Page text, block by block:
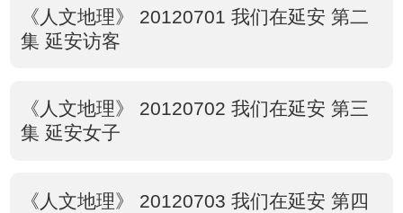
《人文地理》 20120701 我们在延安 第二
集 延安访客
《人文地理》 20120702 我们在延安 第三
集 延安女子
《人文地理》 20120703 我们在延安 第四